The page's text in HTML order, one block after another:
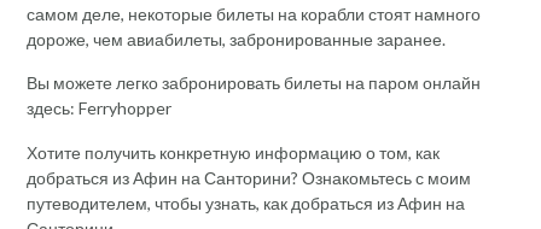
самом деле, некоторые билеты на корабли стоят намного
дороже, чем авиабилеты, забронированные заранее.
Вы можете легко забронировать билеты на паром онлайн
здесь: Ferryhopper
Хотите получить конкретную информацию о том, как
добраться из Афин на Санторини? Ознакомьтесь с моим
путеводителем, чтобы узнать, как добраться из Афин на